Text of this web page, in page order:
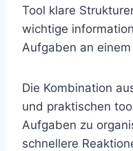
Tool klare
wichtige
Aufgaben an
Die Kombination
und praktischen
Aufgaben zu
schnellere